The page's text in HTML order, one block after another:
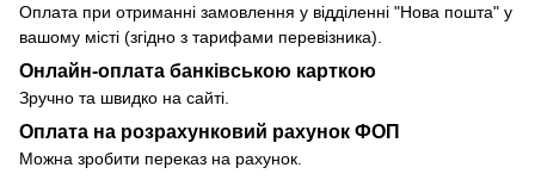
Оплата при отриманні замовлення у відділенні "Нова пошта" у
вашому місті (згідно з тарифами перевізника).
Онлайн-оплата банківською карткою
Зручно та швидко на сайті.
Оплата на розрахунковий рахунок ФОП
Можна зробити переказ на рахунок.